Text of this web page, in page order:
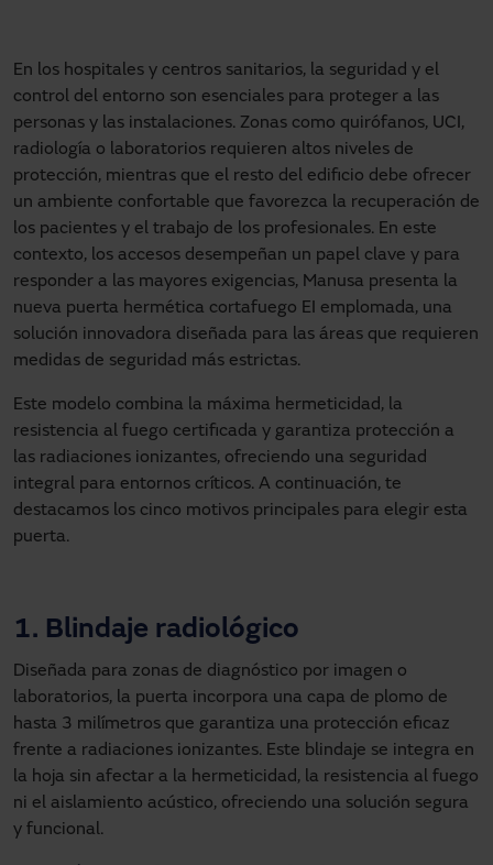
En los hospitales y centros sanitarios, la seguridad y el
control del entorno son esenciales para proteger a las
personas y las instalaciones. Zonas como quirófanos, UCI,
radiología o laboratorios requieren altos niveles de
protección, mientras que el resto del edificio debe ofrecer
un ambiente confortable que favorezca la recuperación de
los pacientes y el trabajo de los profesionales. En este
contexto, los accesos desempeñan un papel clave y para
responder a las mayores exigencias, Manusa presenta la
nueva puerta hermética cortafuego EI emplomada, una
solución innovadora diseñada para las áreas que requieren
medidas de seguridad más estrictas.
Este modelo combina la máxima hermeticidad, la
resistencia al fuego certificada y garantiza protección a
las radiaciones ionizantes, ofreciendo una seguridad
integral para entornos críticos. A continuación, te
destacamos los cinco motivos principales para elegir esta
puerta.
1. Blindaje radiológico
Diseñada para zonas de diagnóstico por imagen o
laboratorios, la puerta incorpora una capa de plomo de
hasta 3 milímetros que garantiza una protección eficaz
frente a radiaciones ionizantes. Este blindaje se integra en
la hoja sin afectar a la hermeticidad, la resistencia al fuego
ni el aislamiento acústico, ofreciendo una solución segura
y funcional.